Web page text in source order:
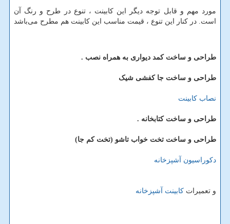
مورد مهم و قابل توجه دیگر این کابینت ، تنوع در طرح و رنگ آن
است. در کنار این تنوع ، قیمت مناسب این کابینت هم مطرح می‌باشد
طراحی و ساخت کمد دیواری به همراه نصب .
طراحی و ساخت جا کفشی شیک
نصاب کابینت
طراحی و ساخت کتابخانه .
طراحی و ساخت تخت خواب تاشو (تخت کم جا)
دکوراسیون آشپزخانه
و تعمیرات کابینت آشپزخانه